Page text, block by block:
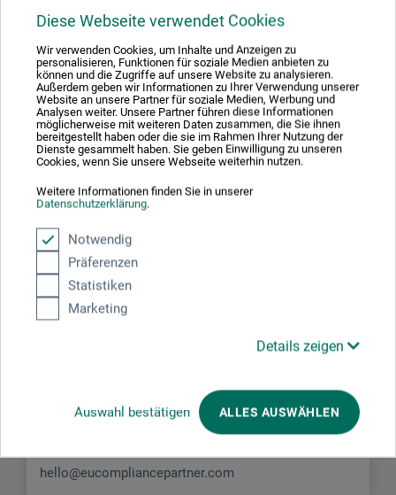
Diese Webseite verwendet Cookies
Wir verwenden Cookies, um Inhalte und Anzeigen zu
personalisieren, Funktionen für soziale Medien anbieten zu
können und die Zugriffe auf unsere Website zu analysieren.
Außerdem geben wir Informationen zu Ihrer Verwendung unserer
Website an unsere Partner für soziale Medien, Werbung und
Analysen weiter. Unsere Partner führen diese Informationen
möglicherweise mit weiteren Daten zusammen, die Sie ihnen
bereitgestellt haben oder die sie im Rahmen Ihrer Nutzung der
Dienste gesammelt haben. Sie geben Einwilligung zu unseren
Cookies, wenn Sie unsere Webseite weiterhin nutzen.
Weitere Informationen finden Sie in unserer
Datenschutzerklärung.
Notwendig
Präferenzen
Statistiken
Marketing
Details zeigen
Auswahl bestätigen ALLES AUSWÄHLEN
Produktbewertungen (0)
Schreiben Sie die erste Bewertung zu diesem Produkt
JETZT PRODUKT BEWERTEN
Hersteller-Kontakt
Hier finden Sie die Kontaktdaten des Herstellers zu
Pärnu mnt 139b-14
hello@eucompliancepartner.com